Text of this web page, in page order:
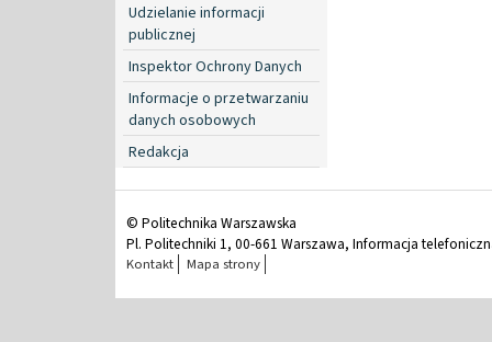
Udzielanie informacji
publicznej
Inspektor Ochrony Danych
Informacje o przetwarzaniu
danych osobowych
Redakcja
© Politechnika Warszawska
Pl. Politechniki 1, 00-661 Warszawa, Informacja
Kontakt Mapa strony